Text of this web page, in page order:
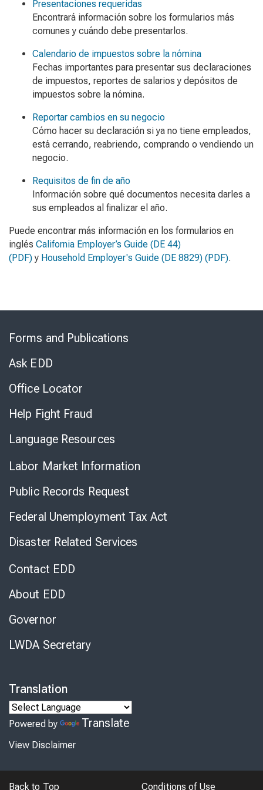
Presentaciones requeridas
Encontrará información sobre los formularios más
comunes y cuándo debe presentarlos.
Calendario de impuestos sobre la nómina
Fechas importantes para presentar sus declaraciones
de impuestos, reportes de salarios y depósitos de
impuestos sobre la nómina.
Reportar cambios en su negocio
Cómo hacer su declaración si ya no tiene empleados,
está cerrando, reabriendo, comprando o vendiendo un
negocio.
Requisitos de fin de año
Información sobre qué documentos necesita darles a
sus empleados al finalizar el año.
Puede encontrar más información en los formularios en
inglés California Employer’s Guide (DE 44)
(PDF)y Household Employer's Guide (DE 8829) (PDF).
Forms and Publications
Ask EDD
Office Locator
Help Fight Fraud
Language Resources
Labor Market Information
Public Records Request
Federal Unemployment Tax Act
Disaster Related Services
Contact EDD
About EDD
Governor
LWDA Secretary
Translation
Powered by Translate
View Disclaimer
Back to Top Conditions of Use